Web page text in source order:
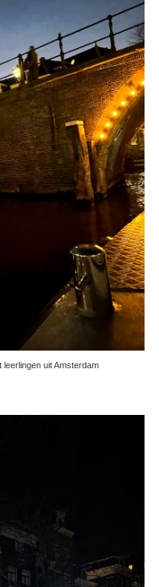
uit Amsterdam